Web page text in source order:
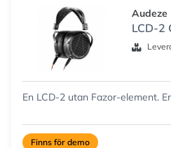
Audeze
LCD-2
En LCD-2 utan Fazor-element.
Finns för demo